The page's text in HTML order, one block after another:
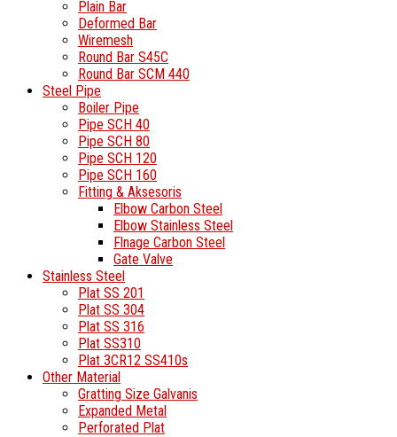
Plain Bar
Deformed Bar
Wiremesh
Round Bar S45C
Round Bar SCM 440
Steel Pipe
Boiler Pipe
Pipe SCH 40
Pipe SCH 80
Pipe SCH 120
Pipe SCH 160
Fitting & Aksesoris
Elbow Carbon Steel
Elbow Stainless Steel
Flnage Carbon Steel
Gate Valve
Stainless Steel
Plat SS 201
Plat SS 304
Plat SS 316
Plat SS310
Plat 3CR12 SS410s
Other Material
Gratting Size Galvanis
Expanded Metal
Perforated Plat